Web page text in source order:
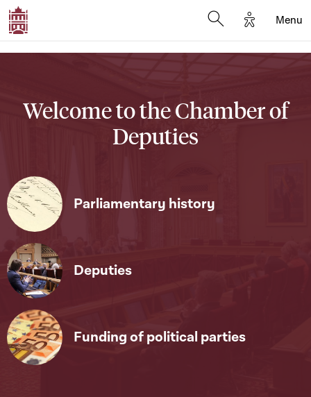
Options
Menu
Welcome to the Chamber of
Deputies
Parliamentary history
Deputies
Funding of political parties